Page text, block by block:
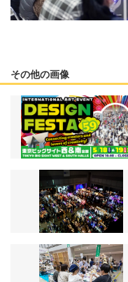
その他の画像